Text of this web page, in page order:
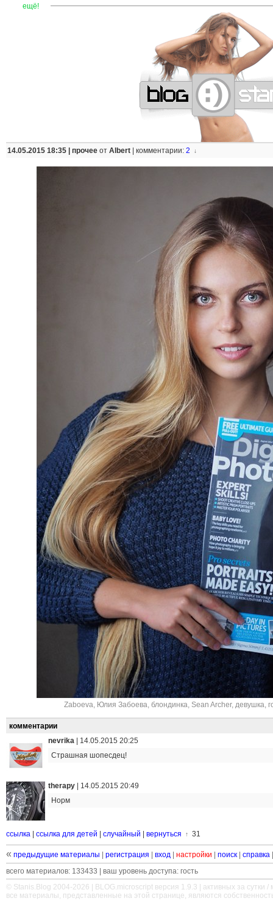
ещё! ——————————————————————
14.05.2015 18:35 | прочее от Albert комментарии: 2 ↓
Zaboeva, Юлия Забоева, блондинка, Sean Archer, девушка,
комментарии
nevrika
14.05.2015 20:25
Страшная шопесдец!
therapy
14.05.2015 20:49
Норм
ссылка ссылка для детей случайный вернуться ↑ 31
« предыдущие материалы регистрация вход настройки поиск справка
всего материалов: 133433 | ваш уровень доступа: гость
© Stanis.Blog 2004-2026 |
BLOG.microscript версия 1.9.3 | активных за сутки /
все материалы, представленные на этой странице, являются